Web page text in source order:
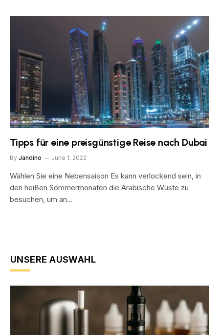
Tipps für eine preisgünstige Reise nach Dubai
By Jandino June 1, 2022
Wählen Sie eine Nebensaison Es kann verlockend sein, in
den heißen Sommermonaten die Arabische Wüste zu
besuchen, um an…
UNSERE AUSWAHL